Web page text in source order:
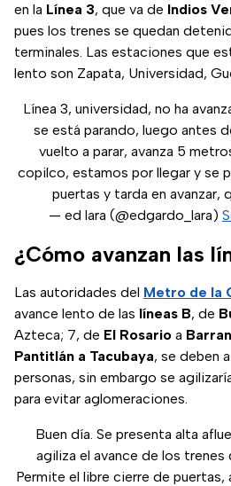
en la Línea 3, que va de Indios
pues los trenes se quedan
terminales. Las estaciones que
lento son Zapata, Universidad,
Línea 3, universidad, no ha
se está parando, luego antes
vuelto a parar, avanza 5
copilco, estamos por llegar y se
puertas y tarda en avanzar,
— ed lara (@edgardo_lara)
¿Cómo avanzan las
Las autoridades del Metro de la
avance lento de las líneas B, de
Azteca; 7, de El Rosario a
Pantitlán a Tacubaya, se deben
personas, sin embargo se
para evitar aglomeraciones.
Buen día. Se presenta alta
agiliza el avance de los trenes
Permite el libre cierre de